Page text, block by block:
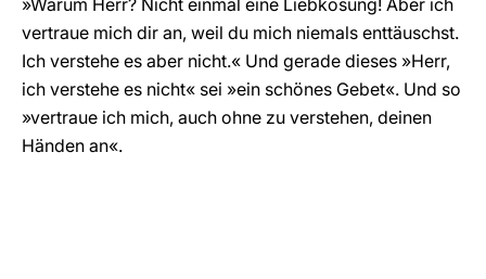
»Warum Herr? Nicht einmal eine Liebkosung! Aber ich
vertraue mich dir an, weil du mich niemals enttäuschst.
Ich verstehe es aber nicht.« Und gerade dieses »Herr,
ich verstehe es nicht« sei »ein schönes Gebet«. Und so
»vertraue ich mich, auch ohne zu verstehen, deinen
Händen an«.